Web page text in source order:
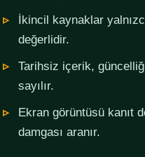
İkincil kaynaklar
değerlidir.
Tarihsiz içerik,
sayılır.
Ekran görüntüsü kanıt
damgası aranır.